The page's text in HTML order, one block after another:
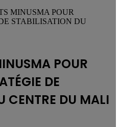
MINUSMA POUR
STABILISATION DU
POUR
DE
CENTRE DU MALI